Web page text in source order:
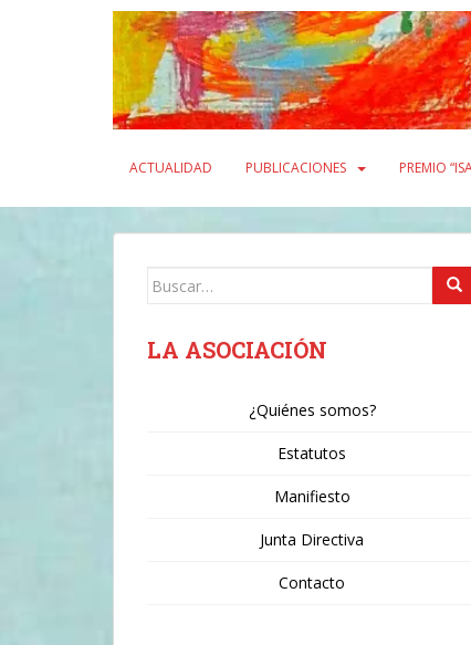
ACTUALIDAD PUBLICACIONES PREMIO
Buscar:
LA ASOCIACIÓN
¿Quiénes somos?
Estatutos
Manifiesto
Junta Directiva
Contacto